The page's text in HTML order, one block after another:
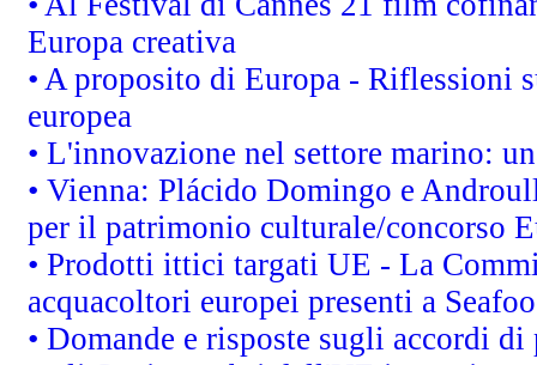
Europa creativa
• A proposito di Europa - Riflessioni
europea
• L'innovazione nel settore marino:
• Vienna: Plácido Domingo e
per il patrimonio culturale/concorso
• Prodotti ittici targati UE - La
acquacoltori europei presenti a
• Domande e risposte sugli accordi